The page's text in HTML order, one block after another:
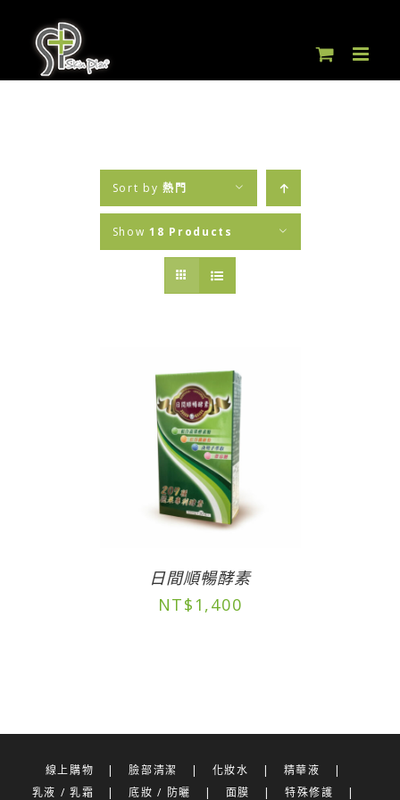
content
Sort by熱門
Show 18 Products
日間順暢酵素
NT$ 1,400
線上購物 臉部清潔 化妝水
精華液
乳液 / 乳霜
底妝 / 防曬 面膜 特殊修護